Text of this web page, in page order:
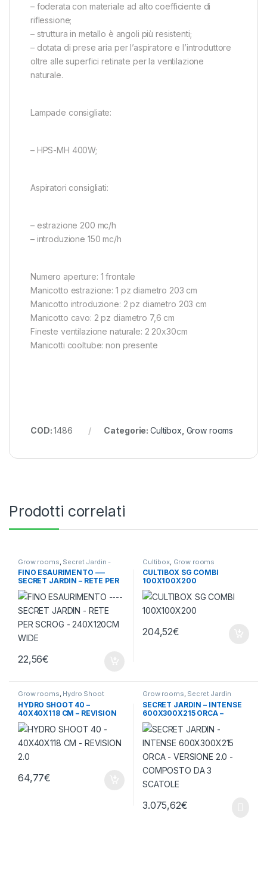
– foderata con materiale ad alto coefficiente di
riflessione;
– struttura in metallo è angoli più resistenti;
– dotata di prese aria per l’aspiratore e l’introduttore
oltre alle superfici retinate per la ventilazione
naturale.
Lampade consigliate:
– HPS-MH 400W;
Aspiratori consigliati:
– estrazione 200 mc/h
– introduzione 150 mc/h
Numero aperture: 1 frontale
Manicotto estrazione: 1 pz diametro 203 cm
Manicotto introduzione: 2 pz diametro 203 cm
Manicotto cavo: 2 pz diametro 7,6 cm
Fineste ventilazione naturale: 2 20x30cm
Manicotti cooltube: non presente
COD:1486 Categorie: Cultibox Grow rooms
Prodotti correlati
Grow rooms Secret Jardin -
Accessori
FINO ESAURIMENTO —-
SECRET JARDIN – RETE PER
SCROG – 240X120CM WIDE
22,56€
Cultibox, Grow rooms
CULTIBOX SG COMBI
100X100X200
204,52€
Grow rooms, Hydro Shoot
HYDRO SHOOT 40 –
40X40X118 CM – REVISION
2.0
64,77€
Grow rooms, Secret Jardin
SECRET JARDIN – INTENSE
600X300X215 ORCA –
VERSIONE 2.0 – COMPOSTO
DA 3 SCATOLE
3.075,62€